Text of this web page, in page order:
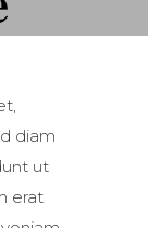
diam
ut
erat